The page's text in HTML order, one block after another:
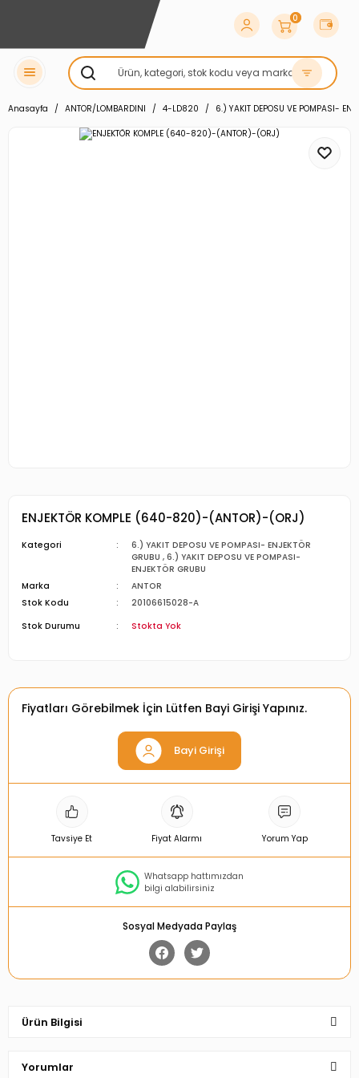
0
Anasayfa ANTOR/LOMBARDINI 4-LD820 6.) YAKIT DEPOSU VE POMPASI-
ENJEKTÖR KOMPLE (640-820)-(ANTOR)-(ORJ)
Kategori
6.) YAKIT DEPOSU VE POMPASI- ENJEKTÖR
GRUBU ,6.) YAKIT DEPOSU VE POMPASI-
ENJEKTÖR GRUBU
Marka
ANTOR
Stok Kodu
20106615028-A
Stok Durumu
Stokta Yok
Fiyatları Görebilmek İçin Lütfen Bayi Girişi Yapınız.
Bayi Girişi
Tavsiye Et Fiyat Alarmı Yorum Yap
Whatsapp hattımızdan
bilgi alabilirsiniz
Sosyal Medyada Paylaş
Ürün Bilgisi
Yorumlar